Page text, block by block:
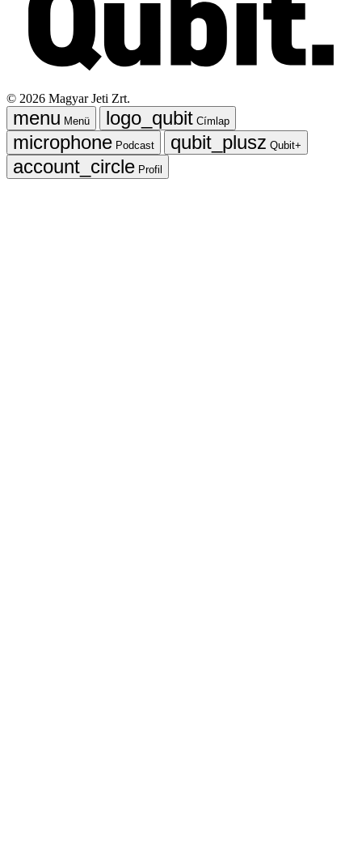
© 2026 Magyar Jeti Zrt.
Menü
Címlap
Podcast
Qubit+
Profil